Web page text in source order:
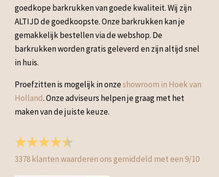
goedkope barkrukken van goede kwaliteit. Wij zijn
ALTIJD de goedkoopste. Onze barkrukken kan je
gemakkelijk bestellen via de webshop. De
barkrukken worden gratis geleverd en zijn altijd snel
in huis.
Proefzitten is mogelijk in onzeshowroom in Hoek van
Holland. Onze adviseurs helpen je graag met het
maken van de juiste keuze.
3378klanten waarderen ons gemiddeld met een9/10